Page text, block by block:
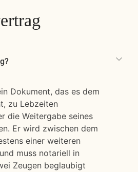
Dokument, das es dem
zu Lebzeiten
die Weitergabe seines
Er wird zwischen dem
einer weiteren
muss notariell in
Zeugen beglaubigt